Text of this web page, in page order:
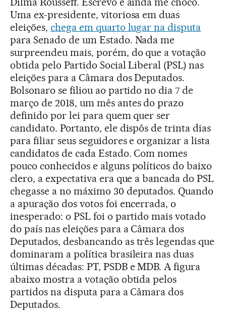
Uma ex-presidente, vitoriosa em duas
eleições, chega em quarto lugar na disputa
para Senado de um Estado. Nada me
surpreendeu mais, porém, do que a votação
obtida pelo Partido Social Liberal (PSL) nas
eleições para a Câmara dos Deputados.
Bolsonaro se filiou ao partido no dia 7 de
março de 2018, um mês antes do prazo
definido por lei para quem quer ser
candidato. Portanto, ele dispôs de trinta dias
para filiar seus seguidores e organizar a lista
candidatos de cada Estado. Com nomes
pouco conhecidos e alguns políticos do baixo
clero, a expectativa era que a bancada do PSL
chegasse a no máximo 30 deputados. Quando
a apuração dos votos foi encerrada, o
inesperado: o PSL foi o partido mais votado
do país nas eleições para a Câmara dos
Deputados, desbancando as três legendas que
dominaram a política brasileira nas duas
últimas décadas: PT, PSDB e MDB. A figura
abaixo mostra a votação obtida pelos
partidos na disputa para a Câmara dos
Deputados.